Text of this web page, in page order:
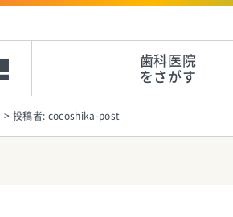
歯科医院
をさがす
投稿者: cocoshika-post